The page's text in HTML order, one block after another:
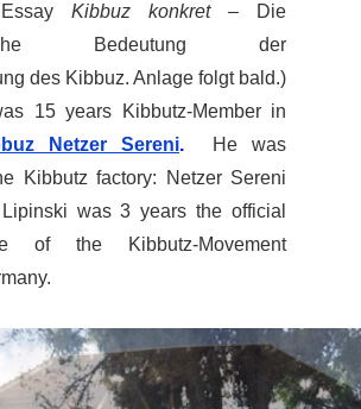
Kibbuz konkret– Die
Bedeutung der
des Kibbuz. Anlage folgt bald.)
15 years Kibbutz-Member in
Netzer Sereni.
He was
Kibbutz factory: Netzer Sereni
was 3 years the official
of the Kibbutz-Movement